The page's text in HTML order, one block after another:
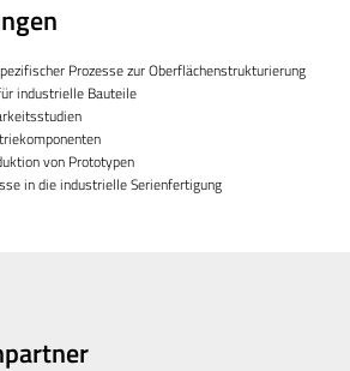
Prozesse zur Oberflächenstrukturierung
industrielle Bauteile
von Prototypen
in die industrielle Serienfertigung